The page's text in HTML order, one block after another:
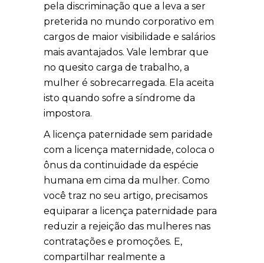
pela discriminação que a leva a ser
preterida no mundo corporativo em
cargos de maior visibilidade e salários
mais avantajados. Vale lembrar que
no quesito carga de trabalho, a
mulher é sobrecarregada. Ela aceita
isto quando sofre a síndrome da
impostora.
A licença paternidade sem paridade
com a licença maternidade, coloca o
ônus da continuidade da espécie
humana em cima da mulher. Como
você traz no seu artigo, precisamos
equiparar a licença paternidade para
reduzir a rejeição das mulheres nas
contratações e promoções. E,
compartilhar realmente a